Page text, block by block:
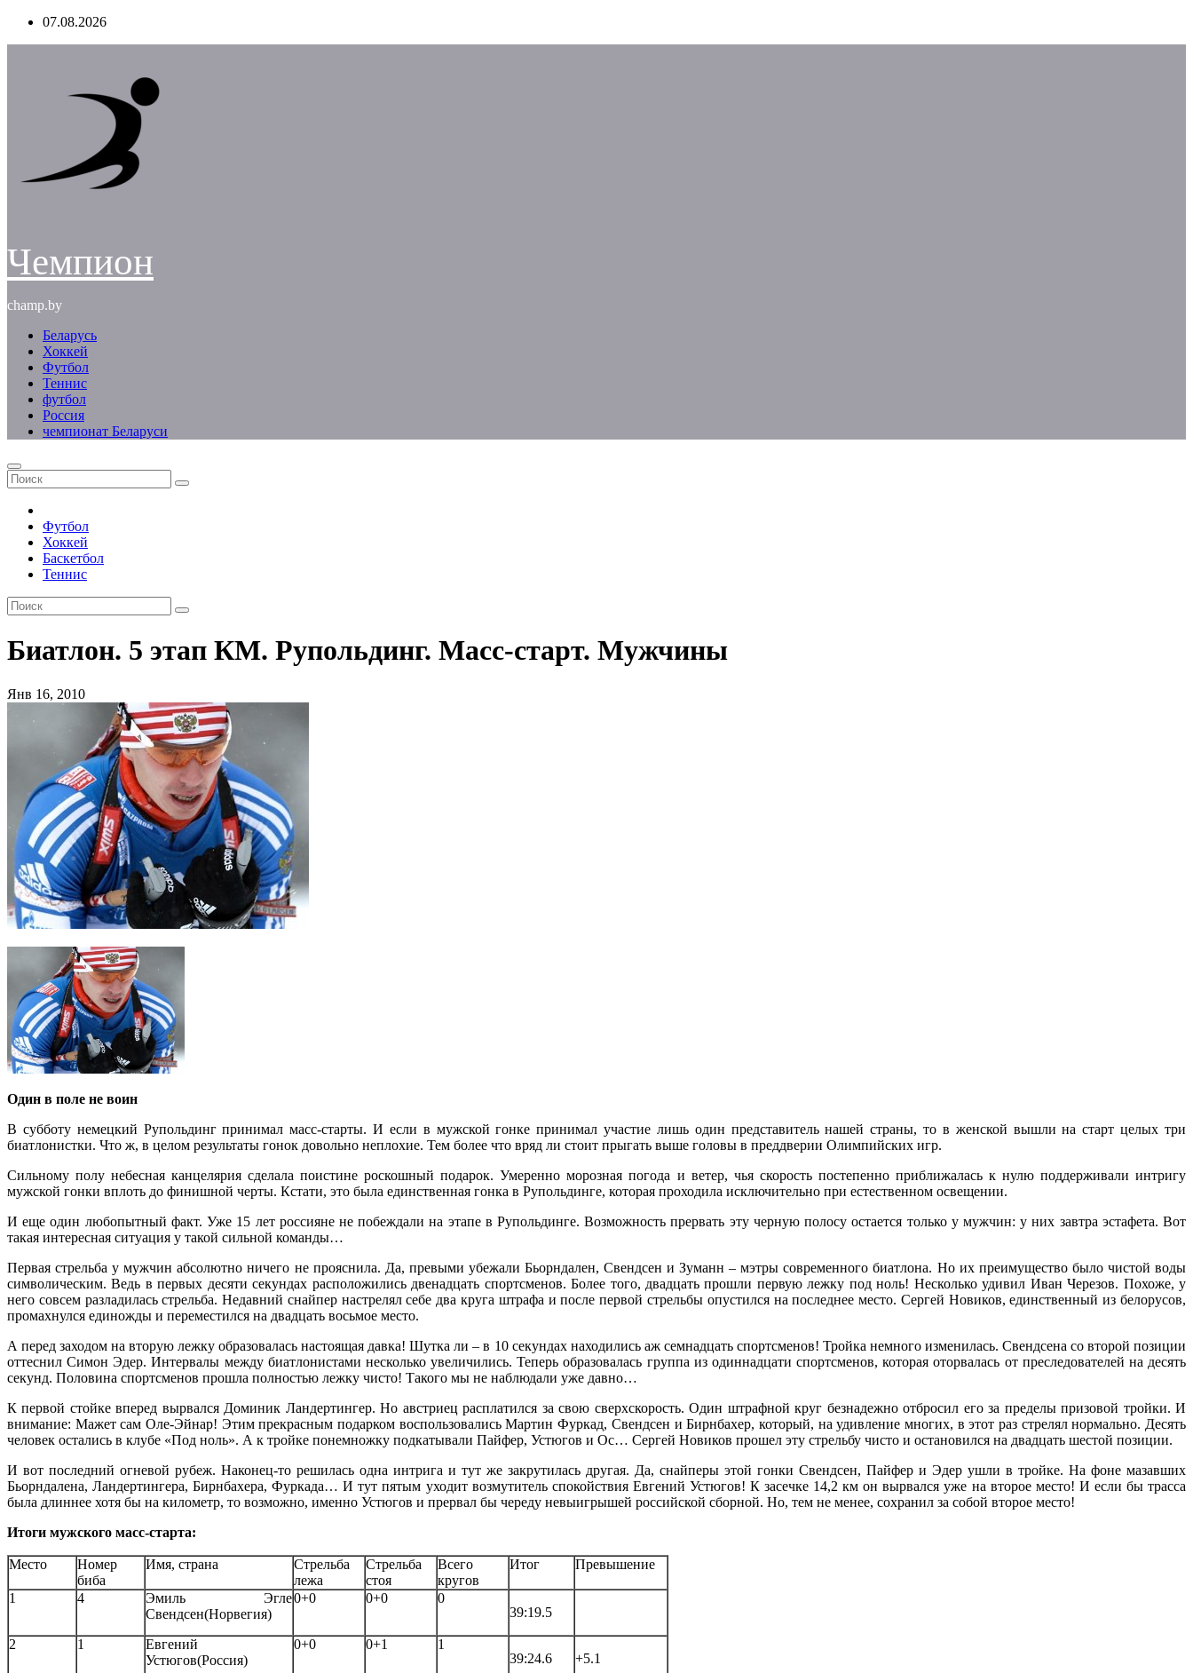
Перейти07.08.2026
Чемпион
champ.by
Беларусь
Хоккей
Футбол
Теннис
футбол
Россия
чемпионат Беларуси
Футбол
Хоккей
Баскетбол
Теннис
Биатлон. 5 этап КМ. Рупольдинг. Масс-старт. Мужчины
Янв 16, 2010
Один в поле не воин
В субботу немецкий Рупольдинг принимал масс-старты. И если в мужской гонке принимал участие лишь один представитель нашей страны, то в женской вышли на старт целых три
биатлонистки. Что ж, в целом результаты гонок довольно неплохие. Тем более что вряд ли стоит прыгать выше головы в преддверии Олимпийских игр.
Сильному полу небесная канцелярия сделала поистине роскошный подарок. Умеренно морозная погода и ветер, чья скорость постепенно приближалась к нулю поддерживали интригу
мужской гонки вплоть до финишной черты. Кстати, это была единственная гонка в Рупольдинге, которая проходила исключительно при естественном освещении.
И еще один любопытный факт. Уже 15 лет россияне не побеждали на этапе в Рупольдинге. Возможность прервать эту черную полосу остается только у мужчин: у них завтра эстафета. Вот
такая интересная ситуация у такой сильной команды…
Первая стрельба у мужчин абсолютно ничего не прояснила. Да, превыми убежали Бьорндален, Свендсен и Зуманн – мэтры современного биатлона. Но их преимущество было чистой воды
символическим. Ведь в первых десяти секундах расположились двенадцать спортсменов. Более того, двадцать прошли первую лежку под ноль! Несколько удивил Иван Черезов. Похоже, у
него совсем разладилась стрельба. Недавний снайпер настрелял себе два круга штрафа и после первой стрельбы опустился на последнее место. Сергей Новиков, единственный из белорусов,
промахнулся единожды и переместился на двадцать восьмое место.
А перед заходом на вторую лежку образовалась настоящая давка! Шутка ли – в 10 секундах находились аж семнадцать спортсменов! Тройка немного изменилась. Свендсена со второй позиции
оттеснил Симон Эдер. Интервалы между биатлонистами несколько увеличились. Теперь образовалась группа из одиннадцати спортсменов, которая оторвалась от преследователей на десять
секунд. Половина спортсменов прошла полностью лежку чисто! Такого мы не наблюдали уже давно…
К первой стойке вперед вырвался Доминик Ландертингер. Но австриец расплатился за свою сверхскорость. Один штрафной круг безнадежно отбросил его за пределы призовой тройки. И
внимание: Мажет сам Оле-Эйнар! Этим прекрасным подарком воспользовались Мартин Фуркад, Свендсен и Бирнбахер, который, на удивление многих, в этот раз стрелял нормально. Десять
человек остались в клубе «Под ноль». А к тройке понемножку подкатывали Пайфер, Устюгов и Ос… Сергей Новиков прошел эту стрельбу чисто и остановился на двадцать шестой позиции.
И вот последний огневой рубеж. Наконец-то решилась одна интрига и тут же закрутилась другая. Да, снайперы этой гонки Свендсен, Пайфер и Эдер ушли в тройке. На фоне мазавших
Бьорндалена, Ландертингера, Бирнбахера, Фуркада… И тут пятым уходит возмутитель спокойствия Евгений Устюгов! К засечке 14,2 км он вырвался уже на второе место! И если бы трасса
была длиннее хотя бы на километр, то возможно, именно Устюгов и прервал бы череду невыигрышей российской сборной. Но, тем не менее, сохранил за собой второе место!
Итоги мужского масс-старта:
Место
Номер
биба
Имя, страна
Стрельба
лежа
Стрельба
стоя
Всего
кругов
Итог Превышение
1 4
Эмиль Эгле
Свендсен(Норвегия)
0+0 0+0
0
39:19.5
2 1
Евгений
Устюгов(Россия)
0+0 0+1
1
39:24.6
+5.1